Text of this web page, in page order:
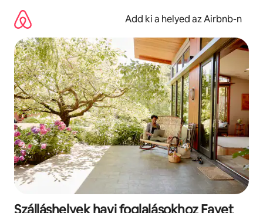
tartalomra
Add ki a helyed az Airbnb-n
Szálláshelyek havi foglalásokhoz Fayet